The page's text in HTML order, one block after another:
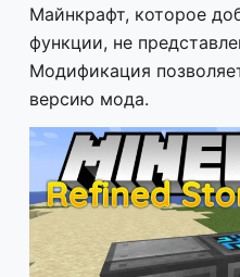
Майнкрафт, которое
функции, не
Модификация
версию мода.